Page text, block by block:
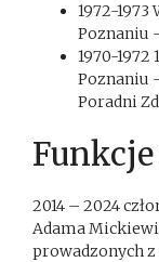
1972-
Poznaniu
1970-
Poznaniu
Poradni
2014 – 2024
Adama
prowadzonych